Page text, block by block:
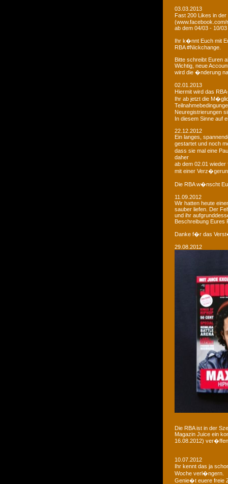
03.03.2013
Fast 200 Likes in
ab dem 04/03 - 10/
Ihr k�nnt Euch mit
RBA #Nickchange.
Bitte schreibt Euren
Wichtig, neue
wird die �nderung
02.01.2013
Hiermit wird das
Ihr ab jetzt die
Neuregistrierungen
In diesem Sinne auf
22.12.2012
Ein langes,
gestartet und noch
dass sie mal eine
daher
ab dem 02.01
mit einer
Die RBA w�nscht
11.09.2012
Wir hatten heute
sauber liefen. Der
und ihr
Beschreibung Eures
Danke f�r das
29.08.2012
Die RBA ist in der
Magazin Juice ein
16.08.2012)
10.07.2012
Ihr kennt das ja
Woche verl�ngern.
Genie�t euere freie